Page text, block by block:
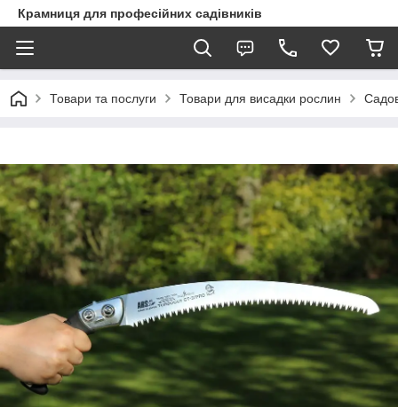
Крамниця для професійних садівників
Товари та послуги Товари для висадки рослин